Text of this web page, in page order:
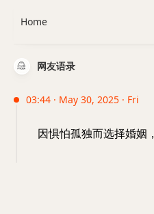
网友语录
03:44 · May 30, 2025 · Fri
因惧怕孤独而选择婚姻
Home